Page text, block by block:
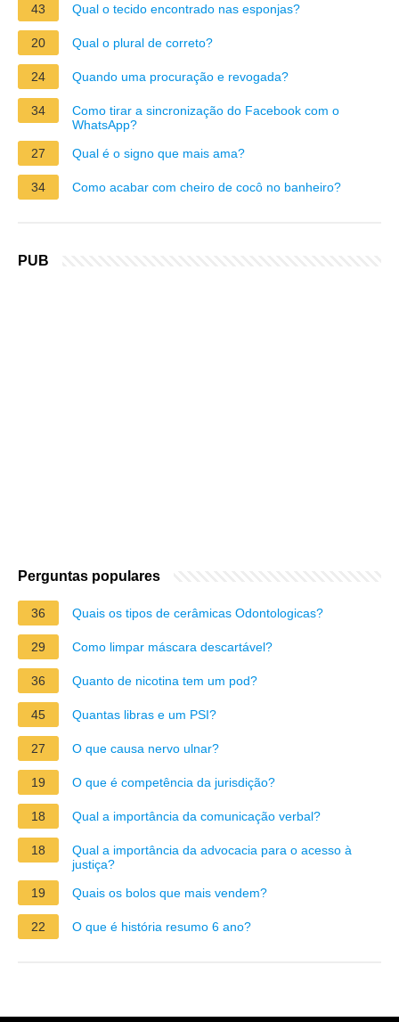
43 Qual o tecido encontrado nas esponjas?
20 Qual o plural de correto?
24 Quando uma procuração e revogada?
34
Como tirar a sincronização do Facebook com o
WhatsApp?
27
Qual é o signo que mais ama?
34 Como acabar com cheiro de cocô no banheiro?
PUB
Perguntas populares
36 Quais os tipos de cerâmicas Odontologicas?
29 Como limpar máscara descartável?
36 Quanto de nicotina tem um pod?
45 Quantas libras e um PSI?
27 O que causa nervo ulnar?
19 O que é competência da jurisdição?
18 Qual a importância da comunicação verbal?
18
Qual a importância da advocacia para o acesso à
justiça?
19
Quais os bolos que mais vendem?
22 O que é história resumo 6 ano?